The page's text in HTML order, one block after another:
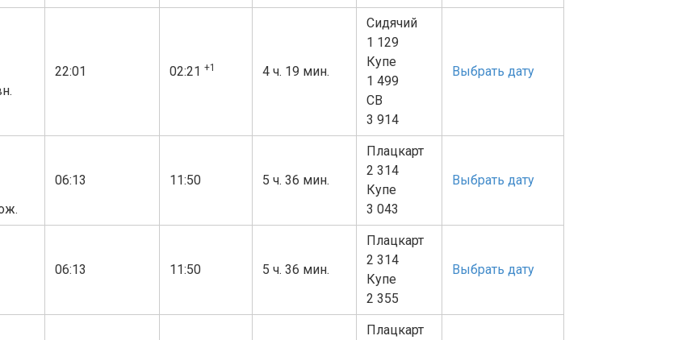
22:01 02:21 +1 4 ч. 19 мин.
Сидячий
1 129
Купе
1 499
СВ
3 914
Выбрать дату
06:13 11:50 5 ч. 36 мин.
Плацкарт
2 314
Купе
3 043
Выбрать дату
06:13 11:50 5 ч. 36 мин.
Плацкарт
2 314
Купе
2 355
Выбрать дату
Плацкарт